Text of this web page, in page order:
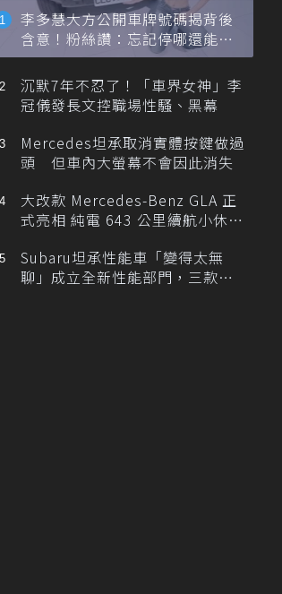
李多慧大方公開車牌號碼揭背後
含意！粉絲讚：忘記停哪還能幫
忙找車
沉默7年不忍了！「車界女神」李
冠儀發長文控職場性騷、黑幕
Mercedes坦承取消實體按鍵做過
頭 但車內大螢幕不會因此消失
大改款 Mercedes-Benz GLA 正
式亮相 純電 643 公里續航小休
Subaru坦承性能車「變得太無
聊」成立全新性能部門，三款手